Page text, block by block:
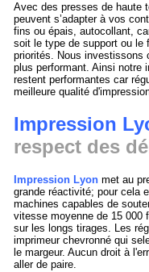
Avec des presses de haute
peuvent s’adapter à vos
fins ou épais, autocollant,
soit le type de support ou le
priorités. Nous investissons
plus performant. Ainsi notre
restent performantes car
meilleure qualité
Impression
respect des
Impression Lyon met au
grande réactivité; pour cela
machines capables de
vitesse moyenne de 15 000
sur les longs tirages. Les
imprimeur chevronné qui
le margeur. Aucun droit à
aller de paire.